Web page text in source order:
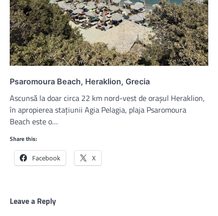
Psaromoura Beach, Heraklion, Grecia
Ascunsă la doar circa 22 km nord-vest de oraşul Heraklion,
în apropierea staţiunii Agia Pelagia, plaja Psaromoura
Beach este o…
Share this:
Facebook X
Leave a Reply